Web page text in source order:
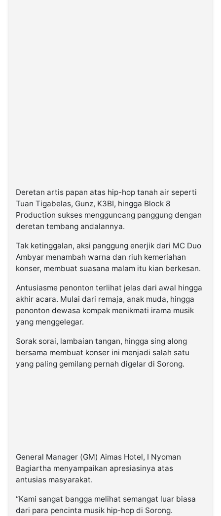
Deretan artis papan atas hip-hop tanah air seperti
Tuan Tigabelas, Gunz, K3BI, hingga Block 8
Production sukses mengguncang panggung dengan
deretan tembang andalannya.
Tak ketinggalan, aksi panggung enerjik dari MC Duo
Ambyar menambah warna dan riuh kemeriahan
konser, membuat suasana malam itu kian berkesan.
Antusiasme penonton terlihat jelas dari awal hingga
akhir acara. Mulai dari remaja, anak muda, hingga
penonton dewasa kompak menikmati irama musik
yang menggelegar.
Sorak sorai, lambaian tangan, hingga sing along
bersama membuat konser ini menjadi salah satu
yang paling gemilang pernah digelar di Sorong.
General Manager (GM) Aimas Hotel, I Nyoman
Bagiartha menyampaikan apresiasinya atas
antusias masyarakat.
“Kami sangat bangga melihat semangat luar biasa
dari para pencinta musik hip-hop di Sorong.